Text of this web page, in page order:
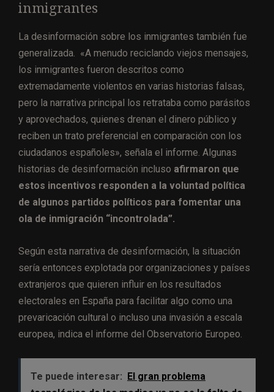
inmigrantes
La desinformación sobre los inmigrantes también fue
generalizada. «A menudo reciclando viejos mensajes,
los inmigrantes fueron descritos como
extremadamente violentos en varias historias falsas,
pero la narrativa principal los retrataba como parásitos
y aprovechados, quienes drenan el dinero público y
reciben un trato preferencial en comparación con los
ciudadanos españoles», señala el informe. Algunas
historias de desinformación incluso afirmaron que
estos incentivos responden a la voluntad política
de algunos partidos políticos para fomentar una
ola de inmigración “incontrolada”.
Según esta narrativa de desinformación, la situación
sería entonces explotada por organizaciones y países
extranjeros que quieren influir en los resultados
electorales en España para facilitar algo como una
prevaricación cultural o incluso una invasión a escala
europea, indica el informe del Observatorio Europeo.
Te puede interesar: El gran problema